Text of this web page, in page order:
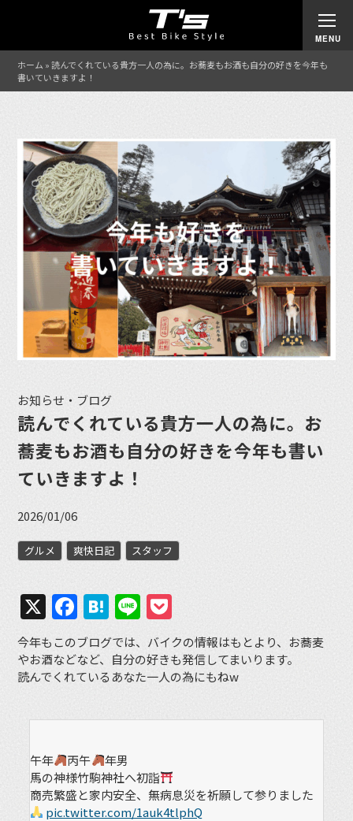
ホーム »読んでくれている貴方一人の為に。お蕎麦もお酒も自分の好きを今年も
書いていきますよ！
お知らせ・ブログ
読んでくれている貴方一人の為に。お
蕎麦もお酒も自分の好きを今年も書い
ていきますよ！
2026/01/06
グルメ 爽快日記 スタッフ
X Facebook
Hatena
Line
今年もこのブログでは、バイクの情報はもとより、お蕎麦
やお酒などなど、自分の好きも発信してまいります。
読んでくれているあなた一人の為にもねw
午年 丙午
年男
馬の神様竹駒神社へ初詣
商売繁盛と家内安全、無病息災を祈願して参りました
pic.twitter.com/1auk4tlphQ